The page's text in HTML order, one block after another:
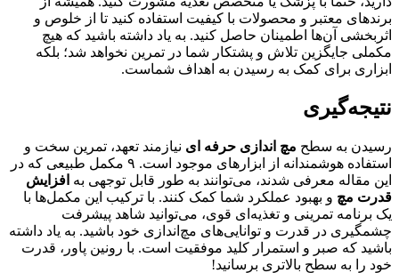
برندهای معتبر و محصولات با کیفیت استفاده کنید تا از خلوص و
اثربخشی آن‌ها اطمینان حاصل کنید. به یاد داشته باشید که هیچ
مکملی جایگزین تلاش و پشتکار شما در تمرین نخواهد شد؛ بلکه
ابزاری برای کمک به رسیدن به اهداف شماست.
نتیجه‌گیری
رسیدن به سطح مچ اندازی حرفه ای نیازمند تعهد، تمرین سخت و
استفاده هوشمندانه از ابزارهای موجود است. ۹ مکمل طبیعی که در
این مقاله معرفی شدند، می‌توانند به طور قابل توجهی به افزایش
قدرت مچ و بهبود عملکرد شما کمک کنند. با ترکیب این مکمل‌ها با
یک برنامه تمرینی و تغذیه‌ای قوی، می‌توانید شاهد پیشرفت
چشمگیری در قدرت و توانایی‌های مچ‌اندازی خود باشید. به یاد داشته
باشید که صبر و استمرار کلید موفقیت است. با رونین پاور، قدرت
خود را به سطح بالاتری برسانید!